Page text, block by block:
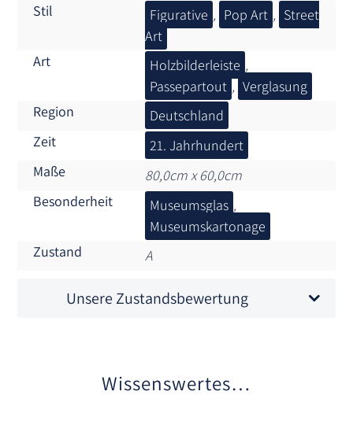
Stil
Figurative , Pop Art , Street
Art
Art
Holzbilderleiste ,
Passepartout , Verglasung
Region
Deutschland
Zeit
21. Jahrhundert
Maße
80,0cm x 60,0cm
Besonderheit
Museumsglas ,
Museumskartonage
Zustand
A
Unsere Zustandsbewertung
Wissenswertes…